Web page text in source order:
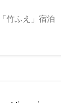
竹ふえ」宿泊